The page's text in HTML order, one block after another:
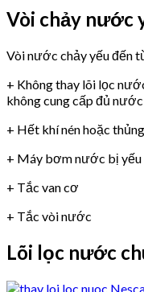
Vòi chảy nước
Vòi nước chảy yếu đến
+ Không thay lõi lọc
không cung cấp đủ
+ Hết khí nén hoặc
+ Máy bơm nước bị yếu
+ Tắc van cơ
+ Tắc vòi nước
Lõi lọc nước